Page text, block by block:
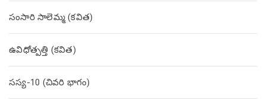
సంసారి సాలెమ్మ (కవిత)
ఉవిధోత్పత్తి (కవిత)
సస్య-10 (చివరి భాగం)